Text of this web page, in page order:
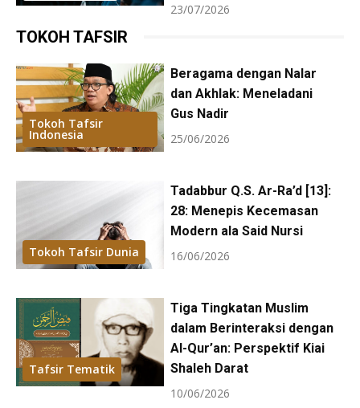
23/07/2026
TOKOH TAFSIR
Tokoh Tafsir
Indonesia
Beragama dengan Nalar
dan Akhlak: Meneladani
Gus Nadir
25/06/2026
Tokoh Tafsir Dunia
Tadabbur Q.S. Ar-Ra’d [13]:
28: Menepis Kecemasan
Modern ala Said Nursi
16/06/2026
Tafsir Tematik
Tiga Tingkatan Muslim
dalam Berinteraksi dengan
Al-Qur’an: Perspektif Kiai
Shaleh Darat
10/06/2026